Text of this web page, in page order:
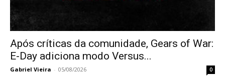
Após críticas da comunidade, Gears of War:
E-Day adiciona modo Versus...
Gabriel Vieira - 05/08/2026 0